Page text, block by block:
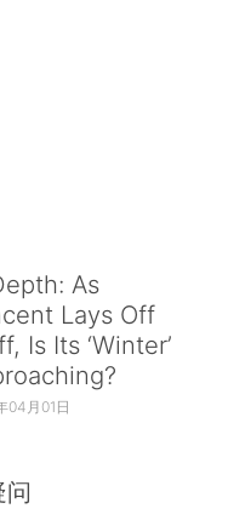
As
Lays Off
Is Its ‘Winter’
04月01日